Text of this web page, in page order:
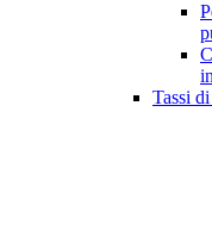
Tassi di